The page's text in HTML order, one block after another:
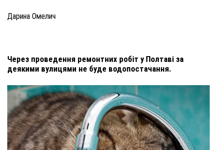
Дарина Омелич
Через проведення ремонтних робіт у Полтаві за
деякими вулицями не буде водопостачання.